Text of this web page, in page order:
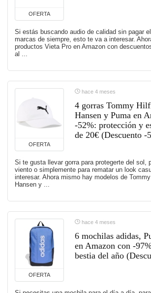
OFERTA
Si estás buscando audio de calidad sin pagar
marcas de siempre, esto te va a interesar.
productos Vieta Pro en Amazon con
al ...
OFERTA
hace 4 meses
4 gorras Tommy
Hansen y Puma en
-52%: protección y
de 20€ (Descuento -
Si te gusta llevar gorra para protegerte del sol,
viento o simplemente para rematar un look
interesar. Ahora mismo hay modelos de
Hansen y ...
OFERTA
hace 4 meses
6 mochilas adidas,
en Amazon con -
bestia del año